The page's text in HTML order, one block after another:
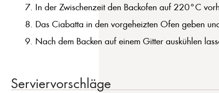
In der Zwischenzeit den Backofen auf 220°C
Das Ciabatta in den vorgeheizten Ofen geben
Nach dem Backen auf einem Gitter auskühlen
Serviervorschläge